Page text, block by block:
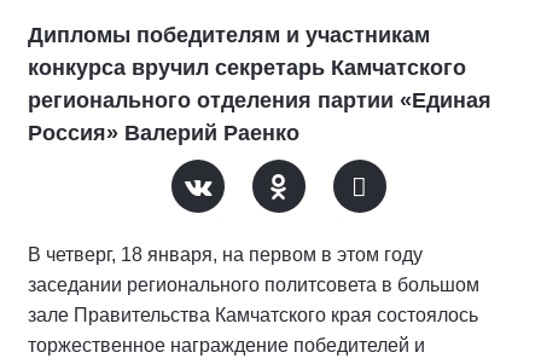
Дипломы победителям и участникам
конкурса вручил секретарь Камчатского
регионального отделения партии «Единая
Россия» Валерий Раенко
В четверг, 18 января, на первом в этом году
заседании регионального политсовета в большом
зале Правительства Камчатского края состоялось
торжественное награждение победителей и